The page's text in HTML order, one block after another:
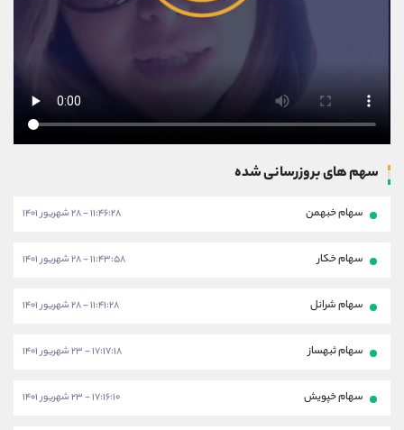
سهم های بروزرسانی شده
سهام خبهمن ۱۱:۴۶:۲۸ - ۲۸ شهریور ۱۴۰۱
سهام خکار ۱۱:۴۳:۵۸ - ۲۸ شهریور ۱۴۰۱
سهام شرانل ۱۱:۴۱:۲۸ - ۲۸ شهریور ۱۴۰۱
سهام ثبهساز ۱۷:۱۷:۱۸ - ۲۳ شهریور ۱۴۰۱
سهام خپویش ۱۷:۱۶:۱۰ - ۲۳ شهریور ۱۴۰۱